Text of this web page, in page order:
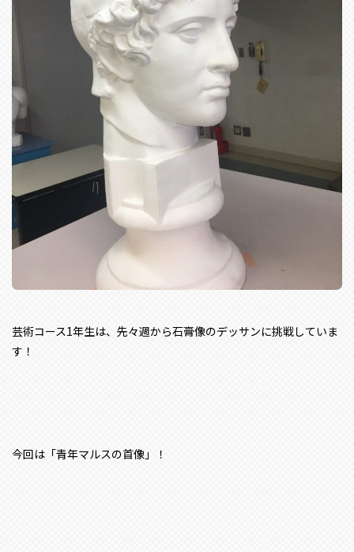
芸術コース1年生は、先々週から石膏像のデッサンに挑戦していま
す！
今回は「青年マルスの首像」！